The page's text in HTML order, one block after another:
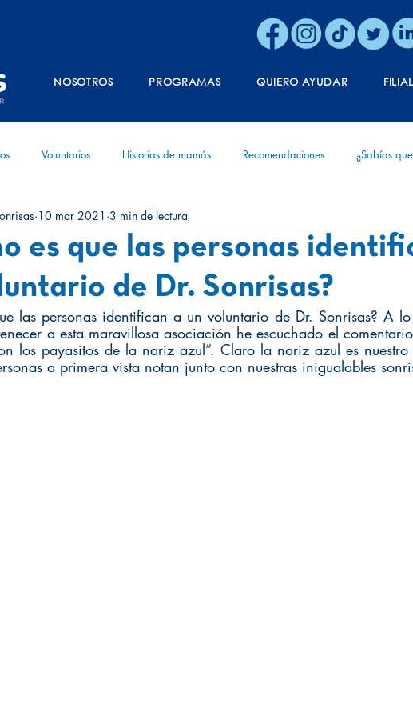
NOSOTROS PROGRAMAS QUIERO AYUDAR
Voluntarios Historias de mamás Recomendaciones ¿Sabías
Crónica Vida Aniversario
es que las personas
de Dr. Sonrisas?
10 mar 2021 3 min de lectura
las personas identifican a un voluntario de Dr. Sonrisas? A
a esta maravillosa asociación he escuchado el
los payasitos de la nariz azul”. Claro la nariz azul es
a primera vista notan junto con nuestras inigualables